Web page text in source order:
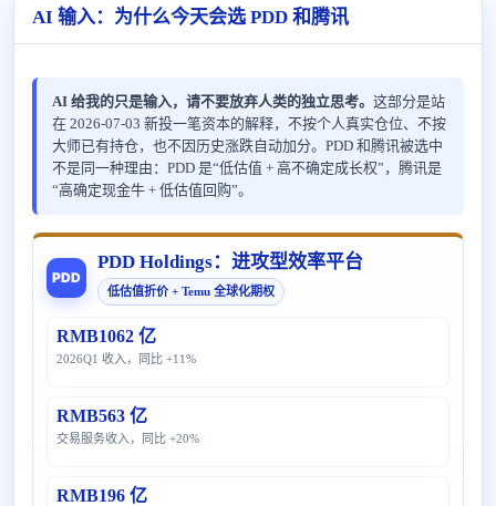
AI 输入：为什么今天会选 PDD 和腾讯
AI 给我的只是输入，请不要放弃人类的独立思考。 这部分是站
在 2026-07-03 新投一笔资本的解释，不按个人真实仓位、不按
大师已有持仓，也不因历史涨跌自动加分。PDD 和腾讯被选中
不是同一种理由：PDD 是“低估值 + 高不确定成长权”，腾讯是
“高确定现金牛 + 低估值回购”。
PDD
PDD Holdings：进攻型效率平台
低估值折价 + Temu 全球化期权
RMB1062 亿
2026Q1 收入，同比 +11%
RMB563 亿
交易服务收入，同比 +20%
RMB196 亿